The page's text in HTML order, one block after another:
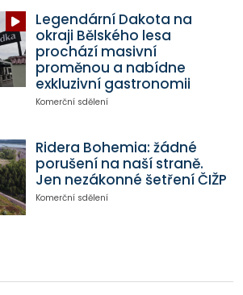
Legendární Dakota na
okraji Bělského lesa
prochází masivní
proměnou a nabídne
exkluzivní gastronomii
Komerční sdělení
Ridera Bohemia: žádné
porušení na naší straně.
Jen nezákonné šetření ČIŽP
Komerční sdělení